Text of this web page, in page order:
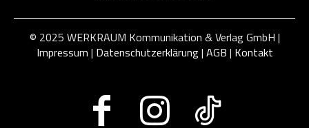
© 2025 WERKRAUM Kommunikation & Verlag GmbH |
Impressum | Datenschutzerklärung| AGB | Kontakt